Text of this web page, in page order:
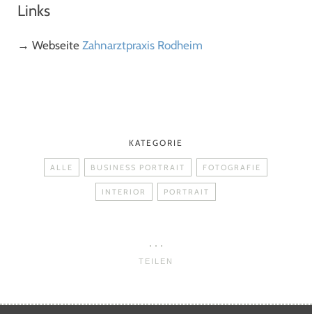
Links
→ Webseite Zahnarztpraxis Rodheim
KATEGORIE
ALLE BUSINESS PORTRAIT FOTOGRAFIE
INTERIOR PORTRAIT
TEILEN